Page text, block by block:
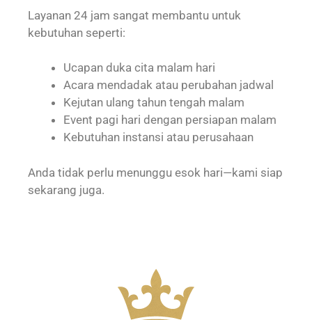
Layanan 24 jam sangat membantu untuk
kebutuhan seperti:
Ucapan duka cita malam hari
Acara mendadak atau perubahan jadwal
Kejutan ulang tahun tengah malam
Event pagi hari dengan persiapan malam
Kebutuhan instansi atau perusahaan
Anda tidak perlu menunggu esok hari—kami siap
sekarang juga.